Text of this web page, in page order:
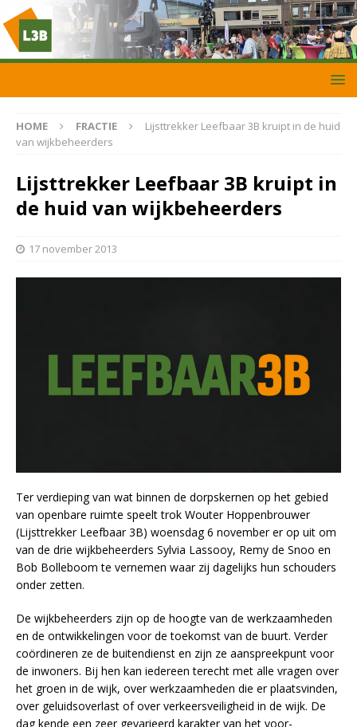
HOME FRACTIE
Lijsttrekker Leefbaar 3B kruipt in de huid
van wijkbeheerders
Lijsttrekker Leefbaar 3B kruipt in
de huid van wijkbeheerders
17 november 2013
Ter verdieping van wat binnen de dorpskernen op het gebied
van openbare ruimte speelt trok Wouter Hoppenbrouwer
(Lijsttrekker Leefbaar 3B) woensdag 6 november er op uit om
van de drie wijkbeheerders Sylvia Lassooy, Remy de Snoo en
Bob Bolleboom te vernemen waar zij dagelijks hun schouders
onder zetten.
De wijkbeheerders zijn op de hoogte van de werkzaamheden
en de ontwikkelingen voor de toekomst van de buurt. Verder
coördineren ze de buitendienst en zijn ze aanspreekpunt voor
de inwoners. Bij hen kan iedereen terecht met alle vragen over
het groen in de wijk, over werkzaamheden die er plaatsvinden,
over geluidsoverlast of over verkeersveiligheid in de wijk. De
dag kende een zeer gevarieerd karakter van het voor-